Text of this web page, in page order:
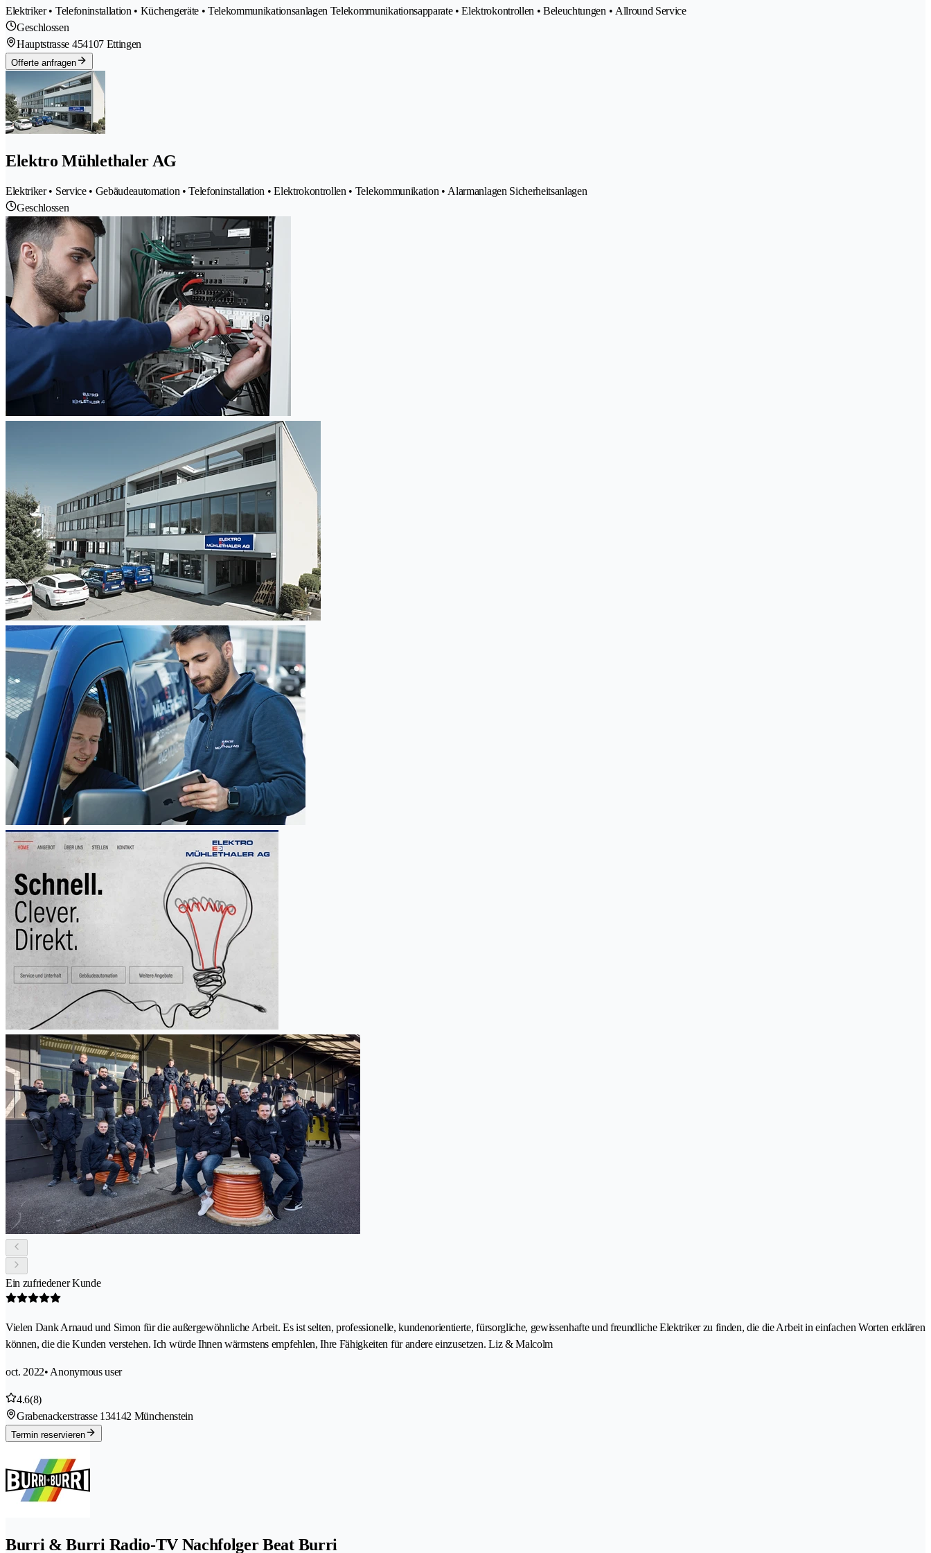
Elektriker • Telefoninstallation • Küchengeräte • Telekommunikationsanlagen Telekommunikationsapparate • Elektrokontrollen • Beleuchtungen • Allround Service
Geschlossen
Hauptstrasse 454107 Ettingen
Offerte anfragen
Elektro Mühlethaler AG
Elektriker • Service • Gebäudeautomation • Telefoninstallation • Elektrokontrollen • Telekommunikation • Alarmanlagen Sicherheitsanlagen
Geschlossen
Ein zufriedener Kunde
Vielen Dank Arnaud und Simon für die außergewöhnliche Arbeit. Es ist selten, professionelle, kundenorientierte, fürsorgliche, gewissenhafte und freundliche Elektriker zu finden, die die Arbeit in einfachen Worten erklären
können, die die Kunden verstehen. Ich würde Ihnen wärmstens empfehlen, Ihre Fähigkeiten für andere einzusetzen. Liz & Malcolm
oct. 2022• Anonymous user
4.6(8)
Grabenackerstrasse 134142 Münchenstein
Termin reservieren
Burri & Burri Radio-TV Nachfolger Beat Burri